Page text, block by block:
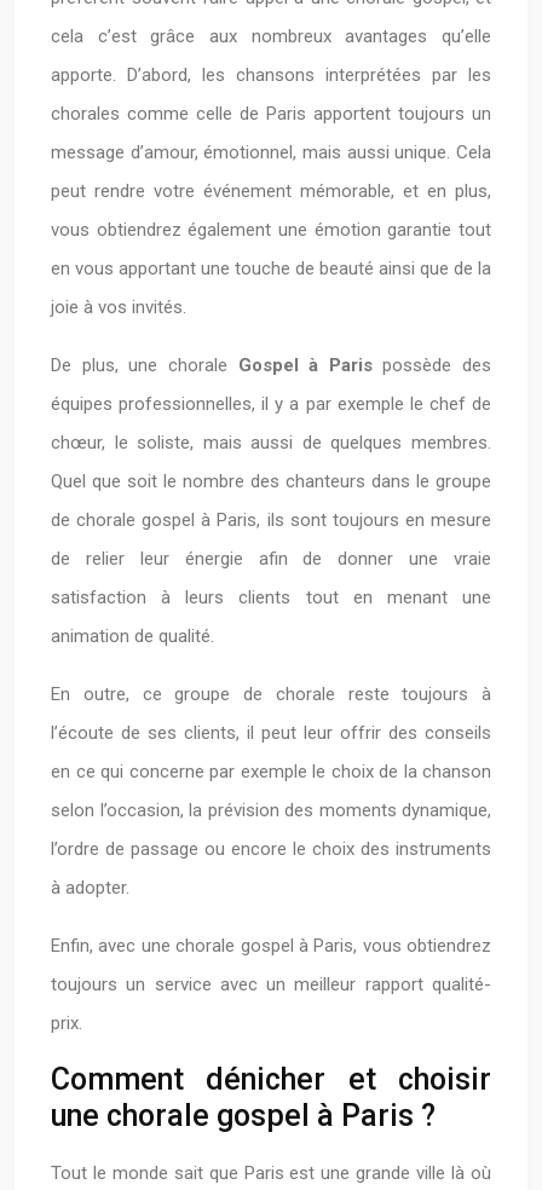
cela c’est grâce aux nombreux avantages qu’elle
apporte. D’abord, les chansons interprétées par les
chorales comme celle de Paris apportent toujours un
message d’amour, émotionnel, mais aussi unique. Cela
peut rendre votre événement mémorable, et en plus,
vous obtiendrez également une émotion garantie tout
en vous apportant une touche de beauté ainsi que de la
joie à vos invités.
De plus, une chorale Gospel à Parispossède des
équipes professionnelles, il y a par exemple le chef de
chœur, le soliste, mais aussi de quelques membres.
Quel que soit le nombre des chanteurs dans le groupe
de chorale gospel à Paris, ils sont toujours en mesure
de relier leur énergie afin de donner une vraie
satisfaction à leurs clients tout en menant une
animation de qualité.
En outre, ce groupe de chorale reste toujours à
l’écoute de ses clients, il peut leur offrir des conseils
en ce qui concerne par exemple le choix de la chanson
selon l’occasion, la prévision des moments dynamique,
l’ordre de passage ou encore le choix des instruments
à adopter.
Enfin, avec une chorale gospel à Paris, vous obtiendrez
toujours un service avec un meilleur rapport qualité-
prix.
Comment dénicher et choisir
une chorale gospel à Paris ?
Tout le monde sait que Paris est une grande ville là où